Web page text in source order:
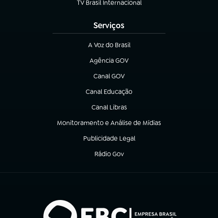
TV Brasil Internacional
(abre em nova aba)
Serviços
A Voz do Brasil
(abre em nova aba)
Agência GOV
(abre em nova aba)
Canal GOV
(abre em nova aba)
Canal Educação
(abre em nova aba)
Canal Libras
(abre em nova aba)
Monitoramento e Análise de Mídias
(abre em nova aba)
Publicidade Legal
(abre em nova aba)
Rádio Gov
(abre em nova aba)